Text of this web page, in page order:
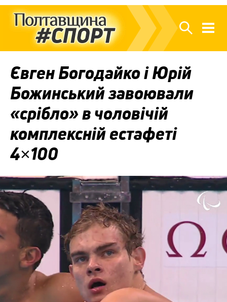
Євген Богодайко і Юрій
Божинський завоювали
«срібло» в чоловічій
комплексній естафеті
4×100